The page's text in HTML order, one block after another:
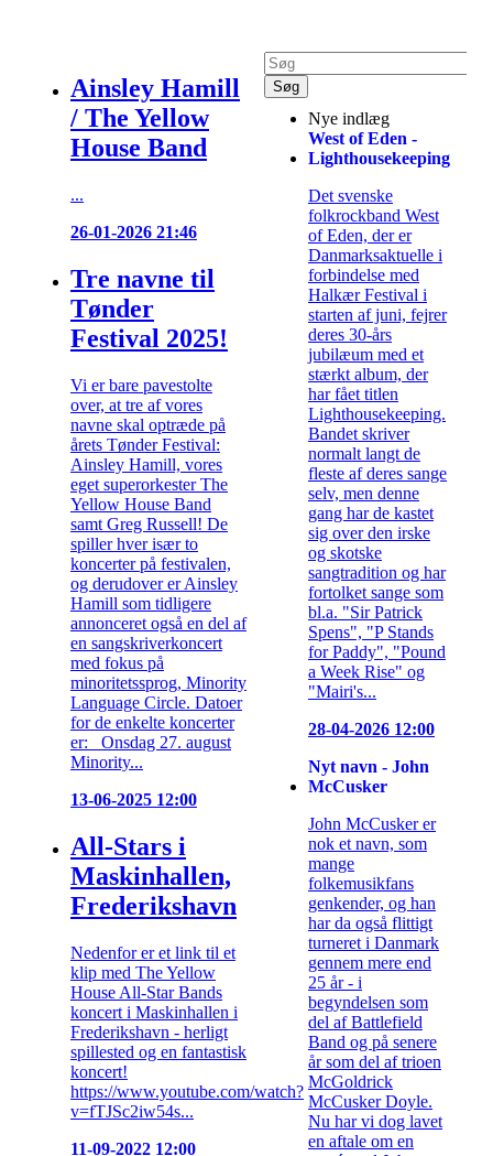
Ainsley Hamill
/ The Yellow
House Band
...
26-01-2026 21:46
Tre navne til
Tønder
Festival 2025!
Vi er bare pavestolte
over, at tre af vores
navne skal optræde på
årets Tønder Festival:
Ainsley Hamill, vores
eget superorkester The
Yellow House Band
samt Greg Russell! De
spiller hver især to
koncerter på festivalen,
og derudover er Ainsley
Hamill som tidligere
annonceret også en del af
en sangskriverkoncert
med fokus på
minoritetssprog, Minority
Language Circle. Datoer
for de enkelte koncerter
er: Onsdag 27. august
Minority...
13-06-2025 12:00
All-Stars i
Maskinhallen,
Frederikshavn
Nedenfor er et link til et
klip med The Yellow
House All-Star Bands
koncert i Maskinhallen i
Frederikshavn - herligt
spillested og en fantastisk
koncert!
https://www.youtube.com/watch?
v=fTJSc2iw54s...
11-09-2022 12:00
Nye indlæg
West of Eden -
Lighthousekeeping
Det svenske
folkrockband West
of Eden, der er
Danmarksaktuelle i
forbindelse med
Halkær Festival i
starten af juni, fejrer
deres 30-års
jubilæum med et
stærkt album, der
har fået titlen
Lighthousekeeping.
Bandet skriver
normalt langt de
fleste af deres sange
selv, men denne
gang har de kastet
sig over den irske
og skotske
sangtradition og har
fortolket sange som
bl.a. "Sir Patrick
Spens", "P Stands
for Paddy", "Pound
a Week Rise" og
"Mairi's...
28-04-2026 12:00
Nyt navn - John
McCusker
John McCusker er
nok et navn, som
mange
folkemusikfans
genkender, og han
har da også flittigt
turneret i Danmark
gennem mere end
25 år - i
begyndelsen som
del af Battlefield
Band og på senere
år som del af trioen
McGoldrick
McCusker Doyle.
Nu har vi dog lavet
en aftale om en